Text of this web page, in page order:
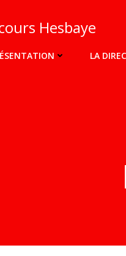
Hesbaye
LA